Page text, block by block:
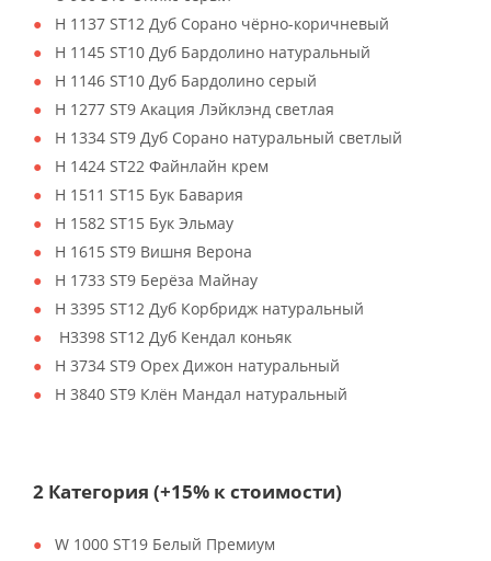
H 1137 ST12 Дуб Сорано чёрно-коричневый
H 1145 ST10 Дуб Бардолино натуральный
H 1146 ST10 Дуб Бардолино серый
H 1277 ST9 Акация Лэйклэнд светлая
H 1334 ST9 Дуб Сорано натуральный светлый
H 1424 ST22 Файнлайн крем
H 1511 ST15 Бук Бавария
H 1582 ST15 Бук Эльмау
H 1615 ST9 Вишня Верона
H 1733 ST9 Берёза Майнау
H 3395 ST12 Дуб Корбридж натуральный
H3398 ST12 Дуб Кендал коньяк
H 3734 ST9 Орех Дижон натуральный
H 3840 ST9 Клён Мандал натуральный
2 Категория (+15% к стоимости)
W 1000 ST19 Белый Премиум